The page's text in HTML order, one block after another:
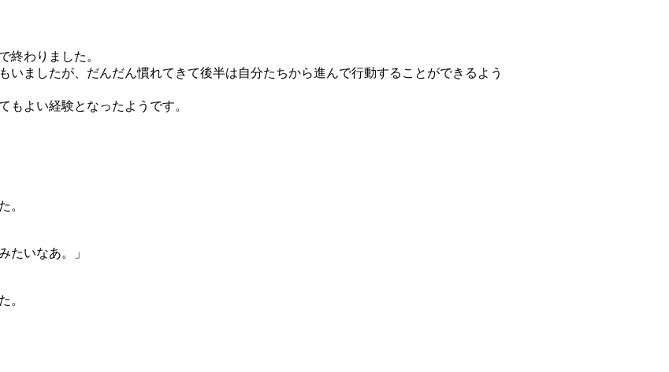
終わりました。
いましたが、だんだん慣れてきて後半は自分たちから進んで行動することができるよう
もよい経験となったようです。
。
たいなあ。」
。